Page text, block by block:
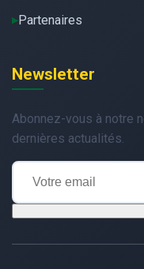
Partenaires
Newsletter
Abonnez-vous à notre
dernières actualités.